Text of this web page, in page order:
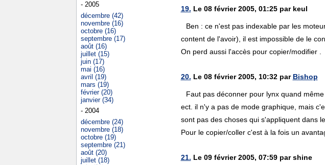
19. Le 08 février 2005, 01:25 par keul
Ben : ce n'est pas indexable par les
content de l'avoir), il est impossible de le
On perd aussi l'accès pour copier/modifier .
20. Le 08 février 2005, 10:32 par Bishop
Faut pas déconner pour lynx quand
ect. il n'y a pas de mode graphique, mais
sont pas des choses qui s'appliquent dans
Pour le copier/coller c'est à la fois un
21. Le 09 février 2005, 07:59 par shine
- 2005
décembre (42)
novembre (16)
octobre (16)
septembre (17)
août (16)
juillet (15)
juin (17)
mai (16)
avril (19)
mars (19)
février (20)
janvier (34)
- 2004
décembre (24)
novembre (18)
octobre (19)
septembre (21)
août (20)
juillet (18)